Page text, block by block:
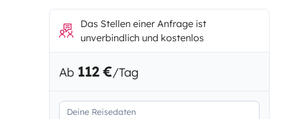
Das Stellen einer Anfrage ist
unverbindlich und kostenlos
Ab 112 €/Tag
Deine Reisedaten